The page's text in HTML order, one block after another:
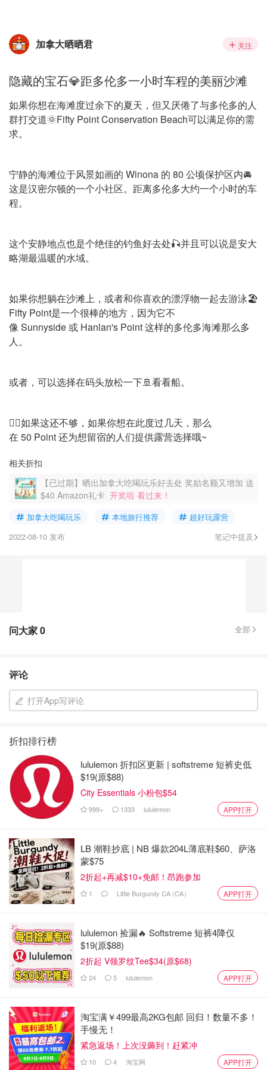
加拿大晒晒君 关注
隐藏的宝石💎距多伦多一小时车程的美丽沙滩
如果你想在海滩度过余下的夏天，但又厌倦了与多伦多的人
群打交道🌞Fifty Point Conservation Beach可以满足你的需
求。
宁静的海滩位于风景如画的 Winona 的 80 公顷保护区内🚘
这是汉密尔顿的一个小社区。距离多伦多大约一个小时的车
程。
这个安静地点也是个绝佳的钓鱼好去处🎣并且可以说是安大
略湖最温暖的水域。
如果你想躺在沙滩上，或者和你喜欢的漂浮物一起去游泳🏖️
Fifty Point是一个很棒的地方，因为它不
像 Sunnyside 或 Hanlan's Point 这样的多伦多海滩那么多
人。
或者，可以选择在码头放松一下🚢看看船。
👉🏻如果这还不够，如果你想在此度过几天，那么
在 50 Point 还为想留宿的人们提供露营选择哦~
相关折扣
【已过期】晒出加拿大吃喝玩乐好去处 奖励名额又增加 送
$40 Amazon礼卡 开奖啦 看过来！
加拿大吃喝玩乐 本地旅行推荐
超好玩露营
2022-08-10 发布
笔记中提及
问大家0 全部
评论
打开App写评论
折扣排行榜
lululemon 折扣区更新 | softstreme 短裤史低
$19(原$88)
City Essentials 小粉包$54
999+ 1333 lululemon APP打开
LB 潮鞋抄底 | NB 爆款204L薄底鞋$60、萨洛
蒙$75
2折起+再减$10+免邮！昂跑参加
1 Little Burgundy CA (CA） APP打开
lululemon 捡漏🔥 Softstreme 短裤4降仅
$19(原$88)
2折起 V领罗纹Tee$34(原$68)
24 5 lululemon APP打开
淘宝满￥499最高2KG包邮 回归！数量不多！
手慢无！
紧急返场！上次没薅到！赶紧冲
10 4 淘宝网 APP打开